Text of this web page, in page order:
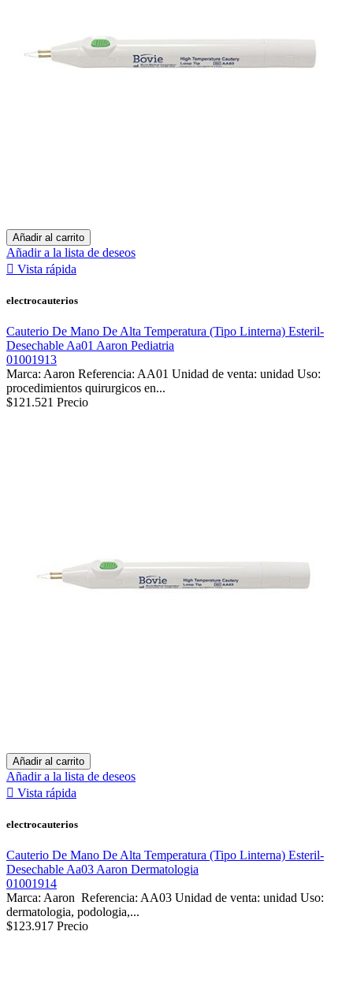
Añadir al carrito
Añadir a la lista de deseos
 Vista rápida
electrocauterios
Cauterio De Mano De Alta Temperatura (Tipo Linterna) Esteril-
Desechable Aa01 Aaron Pediatria
01001913
Marca: Aaron Referencia: AA01 Unidad de venta: unidad Uso:
procedimientos quirurgicos en...
$121.521 Precio
Añadir al carrito
Añadir a la lista de deseos
 Vista rápida
electrocauterios
Cauterio De Mano De Alta Temperatura (Tipo Linterna) Esteril-
Desechable Aa03 Aaron Dermatologia
01001914
Marca: Aaron Referencia: AA03 Unidad de venta: unidad Uso:
dermatologia, podologia,...
$123.917 Precio